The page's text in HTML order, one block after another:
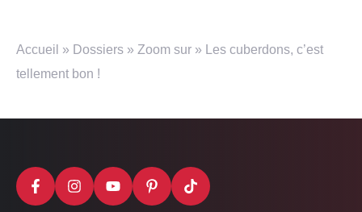
Accueil » Dossiers » Zoom sur »
Les cuberdons, c’est
tellement bon !